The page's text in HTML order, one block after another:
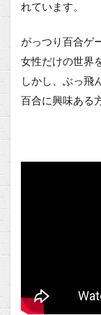
れています。
がっつり百合ゲ
女性だけの世界
しかし、ぶっ飛
百合に興味ある